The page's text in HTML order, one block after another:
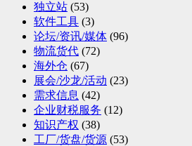
独立站 (53)
软件工具 (3)
论坛/资讯/媒体 (96)
物流货代 (72)
海外仓 (67)
展会/沙龙/活动 (23)
需求信息 (42)
企业财税服务 (12)
知识产权 (38)
工厂/货盘/货源 (53)